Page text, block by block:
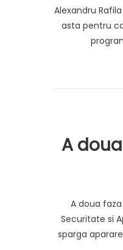
Alexandru
asta pentru
A
A doua
Securitate si
sparga